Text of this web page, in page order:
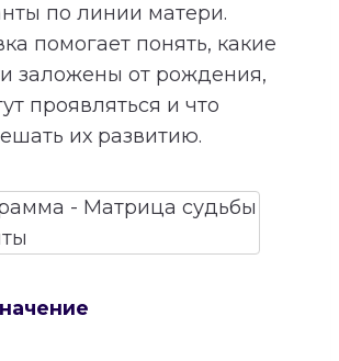
по линии матери.
помогает понять, какие
заложены от рождения,
проявляться и что
их развитию.